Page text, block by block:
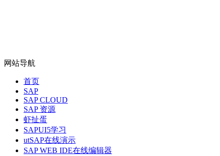
网站导航
首页
SAP
SAP CLOUD
SAP 资源
虾扯蛋
SAPUI5学习
utSAP在线演示
SAP WEB IDE在线编辑器